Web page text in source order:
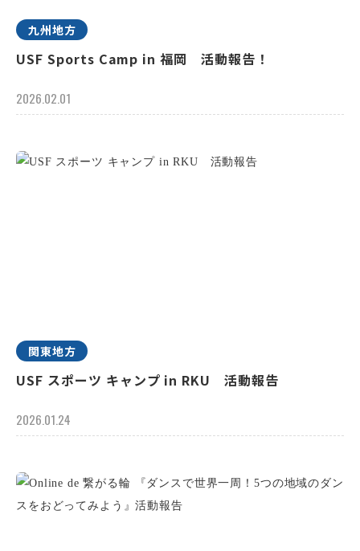
九州地方
USF Sports Camp in 福岡 活動報告！
2026.02.01
関東地方
USF スポーツ キャンプ in RKU 活動報告
2026.01.24